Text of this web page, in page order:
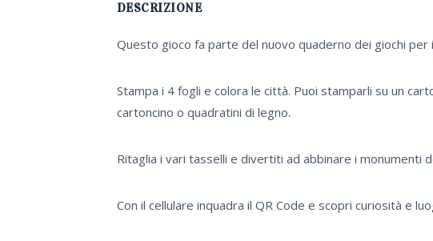
DESCRIZIONE
Questo gioco fa parte del nuovo quaderno dei giochi
Stampa i 4 fogli e colora le città. Puoi stamparli su un
cartoncino o quadratini di legno.
Ritaglia i vari tasselli e divertiti ad abbinare i monumenti
Con il cellulare inquadra il QR Code e scopri curiosità e